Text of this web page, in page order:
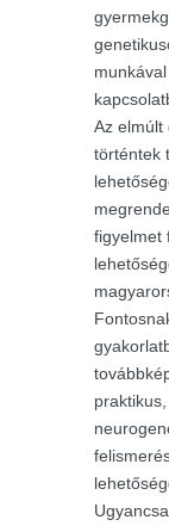
Az elmúlt
történtek
figyelmet